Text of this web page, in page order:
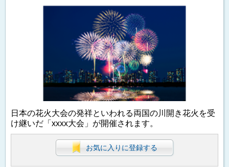
日本の花火大会の発祥といわれる両国の川開き花火を受
け継いだ「xxxx大会」が開催されます。
お気に入りに登録する